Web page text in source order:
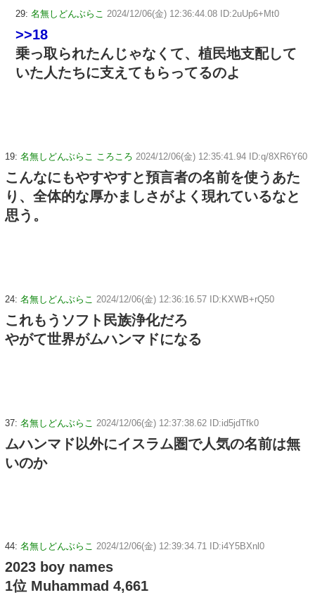
29: 名無しどんぶらこ 2024/12/06(金) 12:36:44.08 ID:2uUp6+Mt0
>>18
乗っ取られたんじゃなくて、植民地支配して
いた人たちに支えてもらってるのよ
19: 名無しどんぶらこ ころころ 2024/12/06(金) 12:35:41.94 ID:q/8XR6Y60
こんなにもやすやすと預言者の名前を使うあた
り、全体的な厚かましさがよく現れているなと
思う。
24: 名無しどんぶらこ 2024/12/06(金) 12:36:16.57 ID:KXWB+rQ50
これもうソフト民族浄化だろ
やがて世界がムハンマドになる
37: 名無しどんぶらこ 2024/12/06(金) 12:37:38.62 ID:id5jdTfk0
ムハンマド以外にイスラム圏で人気の名前は無
いのか
44: 名無しどんぶらこ 2024/12/06(金) 12:39:34.71 ID:i4Y5BXnl0
2023 boy names
1位 Muhammad 4,661